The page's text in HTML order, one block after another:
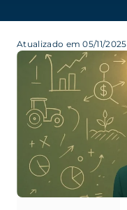
Atualizado em 05/11/2025